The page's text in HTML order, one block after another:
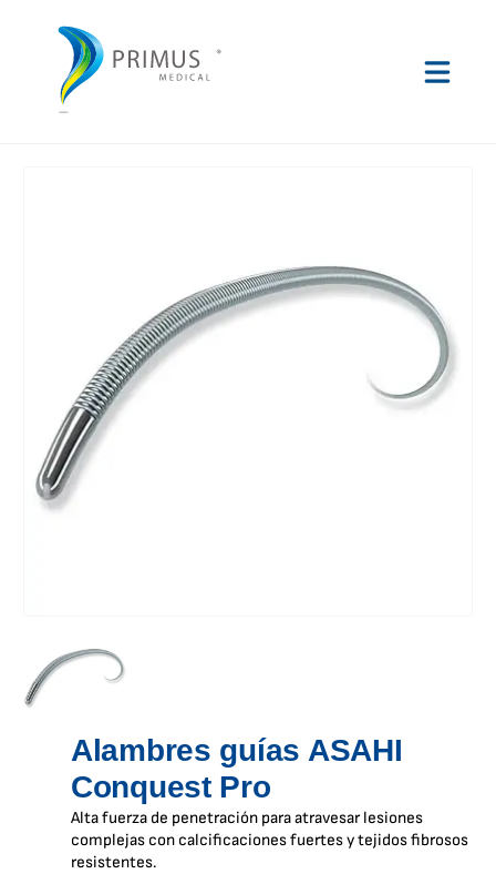
Alambres guías ASAHI
Conquest Pro
Alta fuerza de penetración para atravesar lesiones
complejas con calcificaciones fuertes y tejidos fibrosos
resistentes.